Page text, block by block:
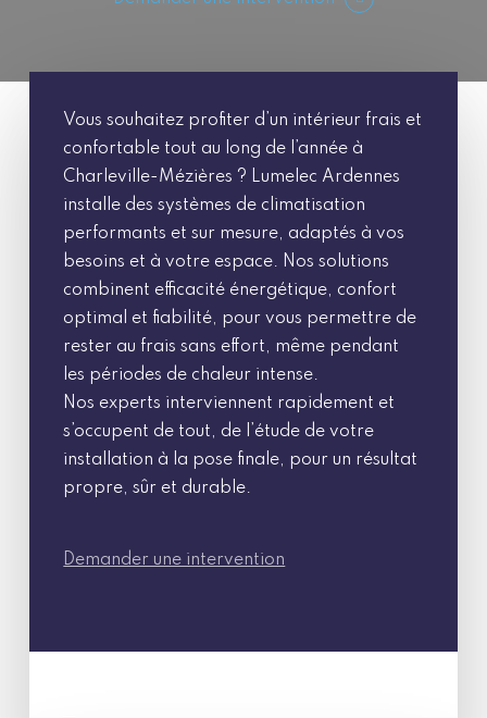
Vous souhaitez profiter d’un intérieur frais et
confortable tout au long de l’année à
Charleville-Mézières ? Lumelec Ardennes
installe des systèmes de climatisation
performants et sur mesure, adaptés à vos
besoins et à votre espace. Nos solutions
combinent efficacité énergétique, confort
optimal et fiabilité, pour vous permettre de
rester au frais sans effort, même pendant
les périodes de chaleur intense.
Nos experts interviennent rapidement et
s’occupent de tout, de l’étude de votre
installation à la pose finale, pour un résultat
propre, sûr et durable.
Demander une intervention